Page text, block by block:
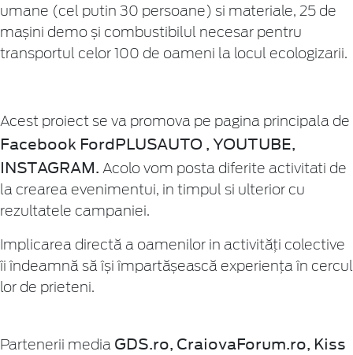
umane (cel putin 30 persoane) si materiale, 25 de
mașini demo și combustibilul necesar pentru
transportul celor 100 de oameni la locul ecologizarii.
Acest proiect se va promova pe pagina principala de
Facebook FordPLUSAUTO , YOUTUBE,
INSTAGRAM. Acolo vom posta diferite activitati de
la crearea evenimentui, in timpul si ulterior cu
rezultatele campaniei.
Implicarea directă a oamenilor in activități colective
îi îndeamnă să își împartășească experiența în cercul
lor de prieteni.
Partenerii media GDS.ro, CraiovaForum.ro, Kiss